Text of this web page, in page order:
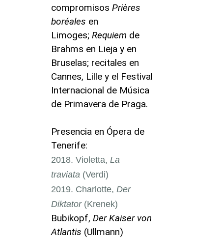
compromisos Prières
boréales en
Limoges; Requiem de
Brahms en Lieja y en
Bruselas; recitales en
Cannes, Lille y el Festival
Internacional de Música
de Primavera de Praga.
Presencia en Ópera de
Tenerife:
Violetta, La
traviata (Verdi)
Charlotte, Der
Diktator(Krenek)
Bubikopf, Der Kaiser von
Atlantis (Ullmann)